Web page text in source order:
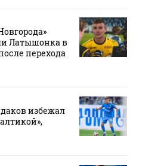
Латышонка в
перехода
избежал